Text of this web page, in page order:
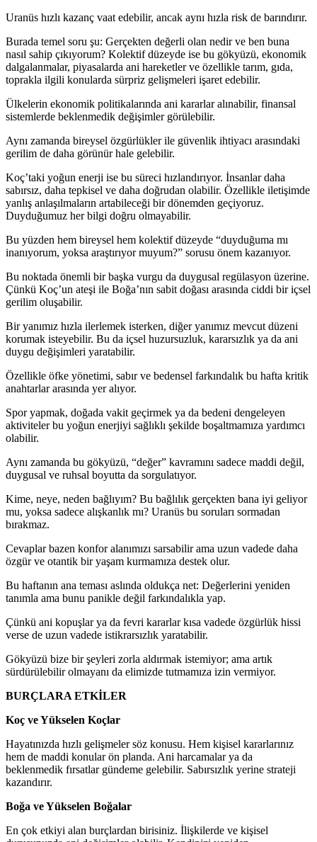
Uranüs hızlı kazanç vaat edebilir, ancak aynı hızla risk de barındırır.
Burada temel soru şu: Gerçekten değerli olan nedir ve ben buna
nasıl sahip çıkıyorum? Kolektif düzeyde ise bu gökyüzü, ekonomik
dalgalanmalar, piyasalarda ani hareketler ve özellikle tarım, gıda,
toprakla ilgili konularda sürpriz gelişmeleri işaret edebilir.
Ülkelerin ekonomik politikalarında ani kararlar alınabilir, finansal
sistemlerde beklenmedik değişimler görülebilir.
Aynı zamanda bireysel özgürlükler ile güvenlik ihtiyacı arasındaki
gerilim de daha görünür hale gelebilir.
Koç’taki yoğun enerji ise bu süreci hızlandırıyor. İnsanlar daha
sabırsız, daha tepkisel ve daha doğrudan olabilir. Özellikle iletişimde
yanlış anlaşılmaların artabileceği bir dönemden geçiyoruz.
Duyduğumuz her bilgi doğru olmayabilir.
Bu yüzden hem bireysel hem kolektif düzeyde “duyduğuma mı
inanıyorum, yoksa araştırıyor muyum?” sorusu önem kazanıyor.
Bu noktada önemli bir başka vurgu da duygusal regülasyon üzerine.
Çünkü Koç’un ateşi ile Boğa’nın sabit doğası arasında ciddi bir içsel
gerilim oluşabilir.
Bir yanımız hızla ilerlemek isterken, diğer yanımız mevcut düzeni
korumak isteyebilir. Bu da içsel huzursuzluk, kararsızlık ya da ani
duygu değişimleri yaratabilir.
Özellikle öfke yönetimi, sabır ve bedensel farkındalık bu hafta kritik
anahtarlar arasında yer alıyor.
Spor yapmak, doğada vakit geçirmek ya da bedeni dengeleyen
aktiviteler bu yoğun enerjiyi sağlıklı şekilde boşaltmamıza yardımcı
olabilir.
Aynı zamanda bu gökyüzü, “değer” kavramını sadece maddi değil,
duygusal ve ruhsal boyutta da sorgulatıyor.
Kime, neye, neden bağlıyım? Bu bağlılık gerçekten bana iyi geliyor
mu, yoksa sadece alışkanlık mı? Uranüs bu soruları sormadan
bırakmaz.
Cevaplar bazen konfor alanımızı sarsabilir ama uzun vadede daha
özgür ve otantik bir yaşam kurmamıza destek olur.
Bu haftanın ana teması aslında oldukça net: Değerlerini yeniden
tanımla ama bunu panikle değil farkındalıkla yap.
Çünkü ani kopuşlar ya da fevri kararlar kısa vadede özgürlük hissi
verse de uzun vadede istikrarsızlık yaratabilir.
Gökyüzü bize bir şeyleri zorla aldırmak istemiyor; ama artık
sürdürülebilir olmayanı da elimizde tutmamıza izin vermiyor.
BURÇLARA ETKİLER
Koç ve Yükselen Koçlar
Hayatınızda hızlı gelişmeler söz konusu. Hem kişisel kararlarınız
hem de maddi konular ön planda. Ani harcamalar ya da
beklenmedik fırsatlar gündeme gelebilir. Sabırsızlık yerine strateji
kazandırır.
Boğa ve Yükselen Boğalar
En çok etkiyi alan burçlardan birisiniz. İlişkilerde ve kişisel